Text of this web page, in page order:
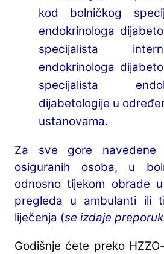
kod bolničkog
endokrinologa
specijalista
endokrinologa
specijalista
dijabetologije u
ustanovama.
Za sve gore navedene
osiguranih osoba, u
odnosno tijekom obrade
pregleda u ambulanti ili
liječenja (se izdaje
Godišnje ćete preko